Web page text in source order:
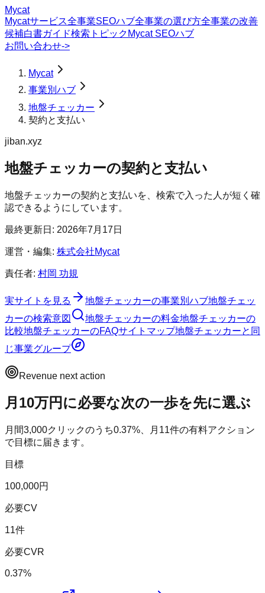
Mycat
Mycatサービス全事業SEOハブ全事業の選び方全事業の改善
候補白書ガイド検索トピック Mycat SEOハブ
お問い合わせ->
Mycat
事業別ハブ
地盤チェッカー
契約と支払い
jiban.xyz
地盤チェッカーの契約と支払い
地盤チェッカーの契約と支払いを、検索で入った人が短く確
認できるようにしています。
最終更新日: 2026年7月17日
運営・編集: 株式会社Mycat
責任者: 村岡 功規
実サイトを見る 地盤チェッカーの事業別ハブ地盤チェッ
カーの検索意図 地盤チェッカーの料金地盤チェッカーの
比較地盤チェッカーのFAQサイトマップ地盤チェッカーと同
じ事業グループ
Revenue next action
月10万円に必要な次の一歩を先に選ぶ
月間3,000クリックのうち0.37%、月 11件の有料アクション
で目標に届きます。
目標
100,000円
必要CV
11件
必要CVR
0.37%